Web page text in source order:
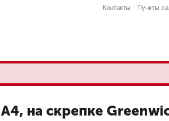
Контакты Пункты
на скрепке